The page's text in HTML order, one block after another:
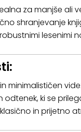
za manjše ali
shranjevanje
lesenimi
minimalističen
odtenek, ki se
in prijetno